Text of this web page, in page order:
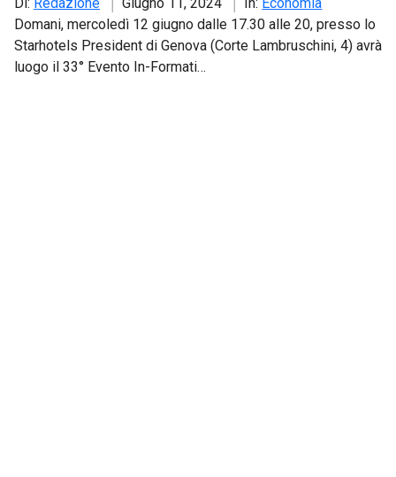
Di: Redazione Giugno 11, 2024 In: Economia
Domani, mercoledì 12 giugno dalle 17.30 alle 20, presso lo
Starhotels President di Genova (Corte Lambruschini, 4) avrà
luogo il 33° Evento In-Formati…